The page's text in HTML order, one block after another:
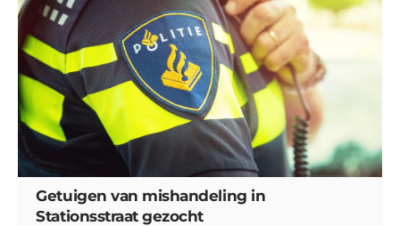
Getuigen van mishandeling in
Stationsstraat gezocht